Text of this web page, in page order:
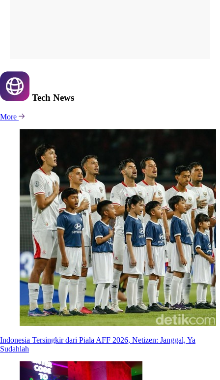
Tech News
More
Indonesia Tersingkir dari Piala AFF 2026, Netizen: Janggal, Ya
Sudahlah